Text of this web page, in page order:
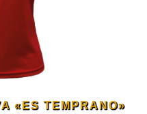
opciones
«ES TEMPRANO»